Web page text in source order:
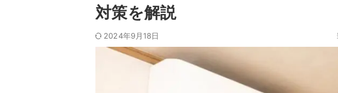
対策を解説
2024年9月18日